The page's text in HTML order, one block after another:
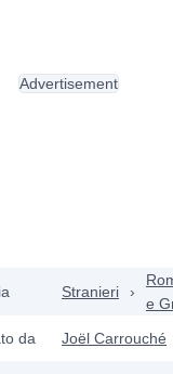
Stranieri ›
e
da
Joël Carrouché
Advertisement